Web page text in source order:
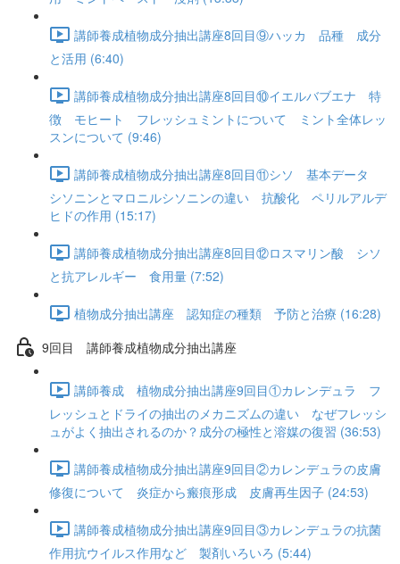
講師養成植物成分抽出講座8回目⑨ハッカ 品種 成分
と活用 (6:40)
講師養成植物成分抽出講座8回目⑩イエルバブエナ 特
徴 モヒート フレッシュミントについて ミント全体レッ
スンについて (9:46)
講師養成植物成分抽出講座8回目⑪シソ 基本データ
シソニンとマロニルシソニンの違い 抗酸化 ペリルアルデ
ヒドの作用 (15:17)
講師養成植物成分抽出講座8回目⑫ロスマリン酸 シソ
と抗アレルギー 食用量 (7:52)
植物成分抽出講座 認知症の種類 予防と治療 (16:28)
9回目 講師養成植物成分抽出講座
講師養成 植物成分抽出講座9回目①カレンデュラ フ
レッシュとドライの抽出のメカニズムの違い なぜフレッシ
ュがよく抽出されるのか？成分の極性と溶媒の復習 (36:53)
講師養成植物成分抽出講座9回目②カレンデュラの皮膚
修復について 炎症から瘢痕形成 皮膚再生因子 (24:53)
講師養成植物成分抽出講座9回目③カレンデュラの抗菌
作用抗ウイルス作用など 製剤いろいろ (5:44)